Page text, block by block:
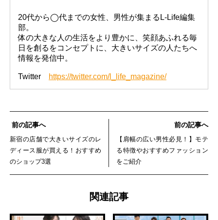
20代から◯代までの女性、男性が集まるL-Life編集
部。
体の大きな人の生活をより豊かに、笑顔あふれる毎
日を創るをコンセプトに、大きいサイズの人たちへ
情報を発信中。
Twitter https://twitter.com/l_life_magazine/
前の記事へ
新宿の店舗で大きいサイズのレ
ディース服が買える！おすすめ
のショップ3選
前の記事へ
【肩幅の広い男性必見！】モテ
る特徴やおすすめファッション
をご紹介
関連記事